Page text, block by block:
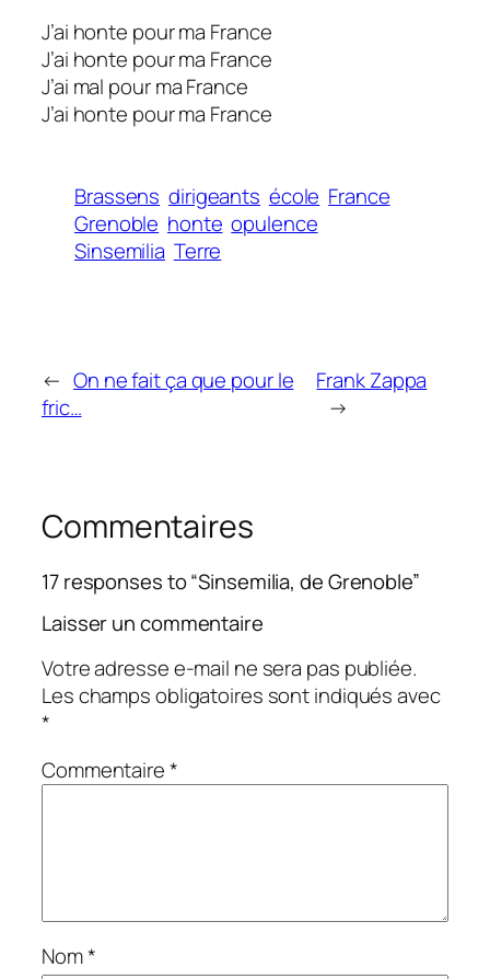
J’ai honte pour ma France
J’ai honte pour ma France
J’ai mal pour ma France
J’ai honte pour ma France
Brassens dirigeants école France
Grenoble honte opulence
Sinsemilia Terre
← On ne fait ça que pour le
fric…
Frank Zappa
→
Commentaires
17 responses to “Sinsemilia, de Grenoble”
Laisser un commentaire
Votre adresse e-mail ne sera pas publiée.
Les champs obligatoires sont indiqués avec
*
Commentaire*
Nom*